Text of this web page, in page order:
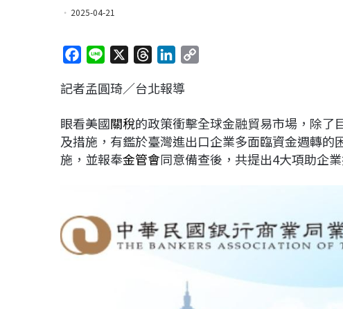
2025-04-21
c
b
o
o
n
r
a
d
s
n
e
d
I
L
i
n
記者孟圓琦／台北報導
眼看美國關稅的政策衝擊全球金融貿易市場，除了
及措施，有鑑於臺灣進出口企業多面臨資金週轉的
施，並報奉金管會同意備查後，共提出4大項助企